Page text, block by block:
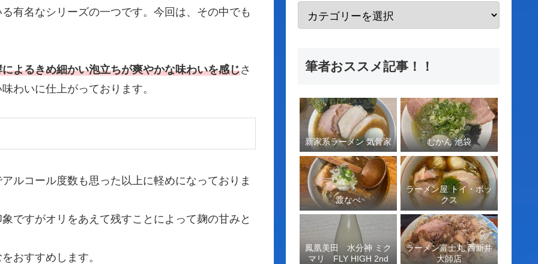
有名なシリーズの一つです。今回は、その中でも
よるきめ細かい泡立ちが爽やかな味わいを感じさ
わいに仕上がっております。
ルコール度数も思った以上に軽めになっておりま
ですがオリをあえて残すことによって麹の甘みと
おすすめします。
筆者おススメ記事！！
新家系ラーメン 気骨家 むかん 池袋
渡なべ
ラーメン屋 トイ・ボッ
クス
鳳凰美田 水分神 ミク
マリ FLY HIGH 2nd
ラーメン富士丸 西新井
大師店